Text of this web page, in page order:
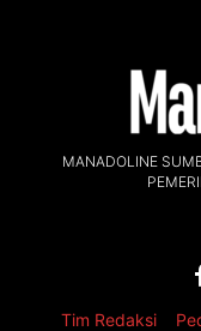
MANADOLINE
Tim Redaksi